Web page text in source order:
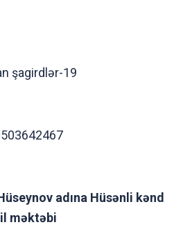
şagirdlər-19
adına Hüsənli kənd
məktəbi